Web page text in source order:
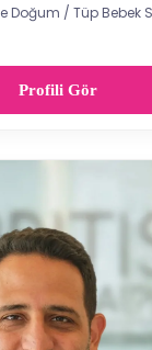
Doğum / Tüp Bebek
Profili Gör